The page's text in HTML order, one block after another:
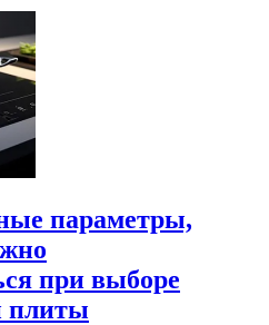
параметры,
при выборе
плиты